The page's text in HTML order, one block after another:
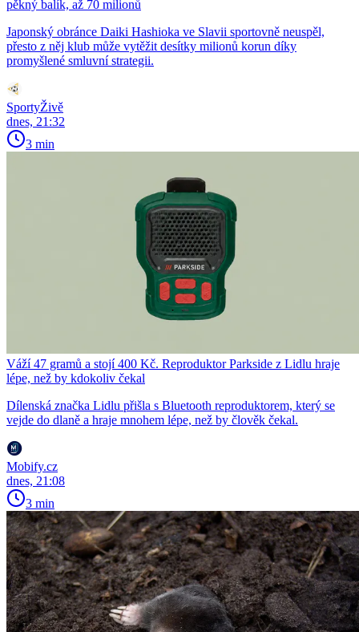
pěkný balík, až 70 milionů
Japonský obránce Daiki Hashioka ve Slavii sportovně neuspěl,
přesto z něj klub může vytěžit desítky milionů korun díky
promyšlené smluvní strategii.
SportyŽivě
dnes, 21:32
3 min
Váží 47 gramů a stojí 400 Kč. Reproduktor Parkside z Lidlu hraje
lépe, než by kdokoliv čekal
Dílenská značka Lidlu přišla s Bluetooth reproduktorem, který se
vejde do dlaně a hraje mnohem lépe, než by člověk čekal.
Mobify.cz
dnes, 21:08
3 min